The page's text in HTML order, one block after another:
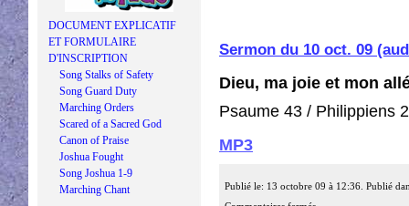
DOCUMENT EXPLICATIF
ET FORMULAIRE
D'INSCRIPTION
Song Stalks of Safety
Song Guard Duty
Marching Orders
Scared of a Sacred God
Canon of Praise
Joshua Fought
Song Joshua 1-9
Marching Chant
Sermon du 10 oct. 09
Dieu, ma joie et mon
Psaume 43 / Philippiens
MP3
Publié le: 13 octobre 09 à 12:36. Publié